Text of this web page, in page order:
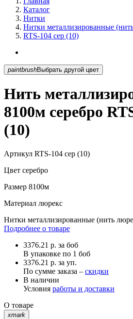
Каталог
Нитки
Нитки металлизированные
RTS-104 сер (10)
paintbrush Выбрать другой цвет
Нить
8100м серебро
(10)
Артикул RTS-104 сер (10)
Цвет серебро
Размер 8100м
Материал люрекс
Нитки металлизированные (нить
Подробнее о товаре
3376.21 р. за боб
В упаковке по 1 боб
3376.21 р. за уп.
По сумме заказа – скидки
В наличии
Условия работы и доставки
О товаре
xmark